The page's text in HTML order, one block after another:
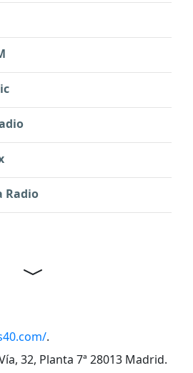
Radio
.
32, Planta 7ª 28013 Madrid.